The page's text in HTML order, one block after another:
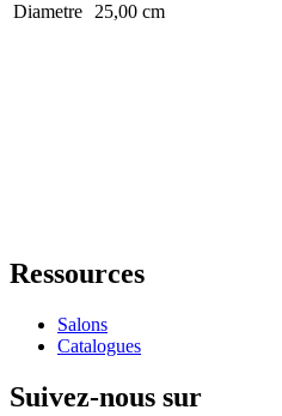
Diametre 25,00 cm
Ressources
Salons
Catalogues
Suivez-nous sur